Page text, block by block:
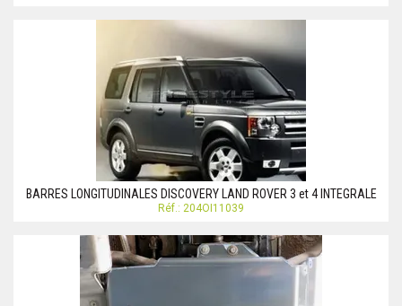
BARRES LONGITUDINALES DISCOVERY LAND ROVER 3 et 4 INTEGRALE
Réf.: 204OI11039